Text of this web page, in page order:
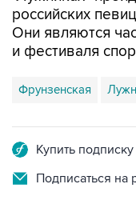
и фестиваля
Фрунзенская
Подписаться на
Получать